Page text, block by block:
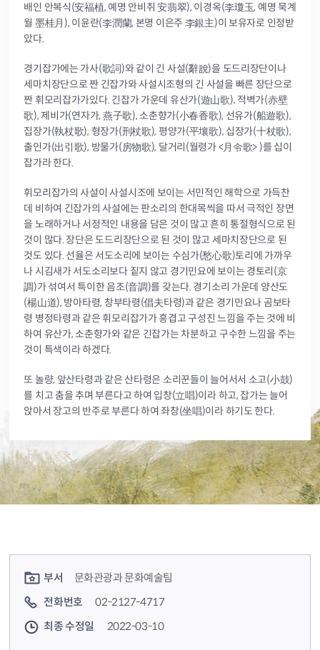
배인 안복식(安福植, 예명 안비취 安翡翠), 이경옥(李瓊玉, 예명 묵계
월 墨桂月), 이윤란(李潤蘭, 본명 이은주 李銀主)이 보유자로 인정받
았다.
경기잡가에는 가사(歌詞)와 같이 긴 사설(辭說)을 도드리장단이나
세마치장단으로 짠 긴잡가와 사설시조형의 긴 사설을 빠른 장단으로
짠 휘모리잡가가있다. 긴잡가 가운데 유산가(遊山歌), 적벽가(赤壁
歌), 제비가(연자가, 燕子歌), 소춘향가(小春香歌), 선유가(船遊歌),
집장가(執杖歌), 형장가(刑杖歌), 평양가(平壤歌), 십장가(十杖歌),
출인가(出引歌), 방물가(房物歌), 달거리(월령가 <月令歌> )를 십이
잡가라 한다.
휘모리잡가의 사설이 사설시조에 보이는 서민적인 해학으로 가득찬
데 비하여 긴잡가의 사설에는 판소리의 한대목씩을 따서 극적인 장면
을 노래하거나 서정적인 내용을 담은 것이 많고 흔히 통절형식으로 된
것이 많다. 장단은 도드리장단으로 된 것이 많고 세마치장단으로 된
것도 있다. 선율은 서도소리에 보이는 수심가(愁心歌)토리에 가까우
나 시김새가 서도소리보다 짙지 않고 경기민요에 보이는 경토리(京
調)가 섞여서 특이한 음조(音調)를 갖는다. 경기소리 가운데 양산도
(楊山道), 방아타령, 창부타령(倡夫타령)과 같은 경기민요나 곰보타
령 병정타령과 같은 휘모리잡가가 흥겹고 구성진 느낌을 주는 것에 비
하여 유산가, 소춘향가와 같은 긴잡가는 차분하고 구수한 느낌을 주는
것이 특색이라 하겠다.
또 놀량, 앞산타령과 같은 산타령은 소리꾼들이 늘어서서 소고(小鼓)
를 치고 춤을 추며 부른다고 하여 입창(立唱)이라 하고, 잡가는 늘어
앉아서 장고의 반주로 부른다 하여 좌창(坐唱)이라 하기도 한다.
부서
문화관광과 문화예술팀
전화번호
02-2127-4717
최종 수정일
2022-03-10